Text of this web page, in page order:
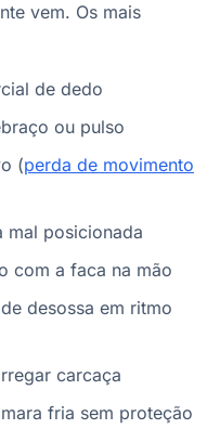
vem. Os mais
de dedo
ou pulso
(perda de movimento
mal posicionada
com a faca na mão
desossa em ritmo
carcaça
fria sem proteção